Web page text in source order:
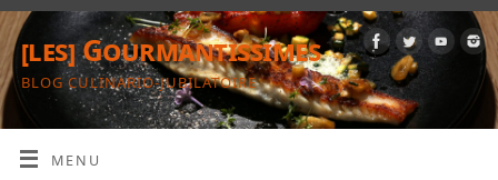
[les] Gourmantissimes
BLOG CULINARIO-JUBILATOIRE
MENU